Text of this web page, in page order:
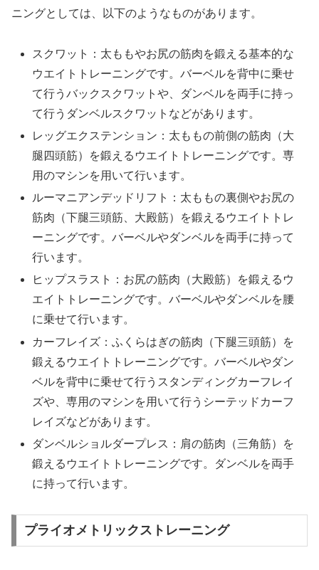
ニングとしては、以下のようなものがあります。
スクワット：太ももやお尻の筋肉を鍛える基本的な
ウエイトトレーニングです。バーベルを背中に乗せ
て行うバックスクワットや、ダンベルを両手に持っ
て行うダンベルスクワットなどがあります。
レッグエクステンション：太ももの前側の筋肉（大
腿四頭筋）を鍛えるウエイトトレーニングです。専
用のマシンを用いて行います。
ルーマニアンデッドリフト：太ももの裏側やお尻の
筋肉（下腿三頭筋、大殿筋）を鍛えるウエイトトレ
ーニングです。バーベルやダンベルを両手に持って
行います。
ヒップスラスト：お尻の筋肉（大殿筋）を鍛えるウ
エイトトレーニングです。バーベルやダンベルを腰
に乗せて行います。
カーフレイズ：ふくらはぎの筋肉（下腿三頭筋）を
鍛えるウエイトトレーニングです。バーベルやダン
ベルを背中に乗せて行うスタンディングカーフレイ
ズや、専用のマシンを用いて行うシーテッドカーフ
レイズなどがあります。
ダンベルショルダープレス：肩の筋肉（三角筋）を
鍛えるウエイトトレーニングです。ダンベルを両手
に持って行います。
プライオメトリックストレーニング